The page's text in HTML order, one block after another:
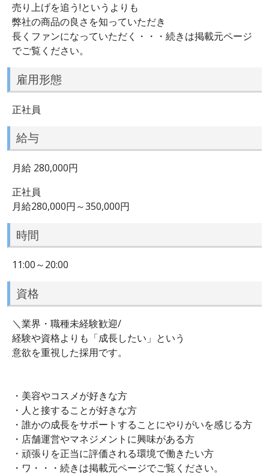
売り上げを追う!というよりも
弊社の商品の良さを知っていただき
長くファンになっていただく・・・続きは掲載元ページ
でご覧ください。
雇用形態
正社員
給与
月給 280,000円
正社員
月給280,000円～350,000円
時間
11:00～20:00
資格
＼業界・職種未経験歓迎/
経験や資格よりも「成長したい」という
意欲を重視した採用です。
・美容やコスメが好きな方
・人と接することが好きな方
・誰かの成長をサポートすることにやりがいを感じる方
・店舗運営やマネジメントに興味がある方
・頑張りを正当に評価される環境で働きたい方
・ワ・・・続きは掲載元ページでご覧ください。